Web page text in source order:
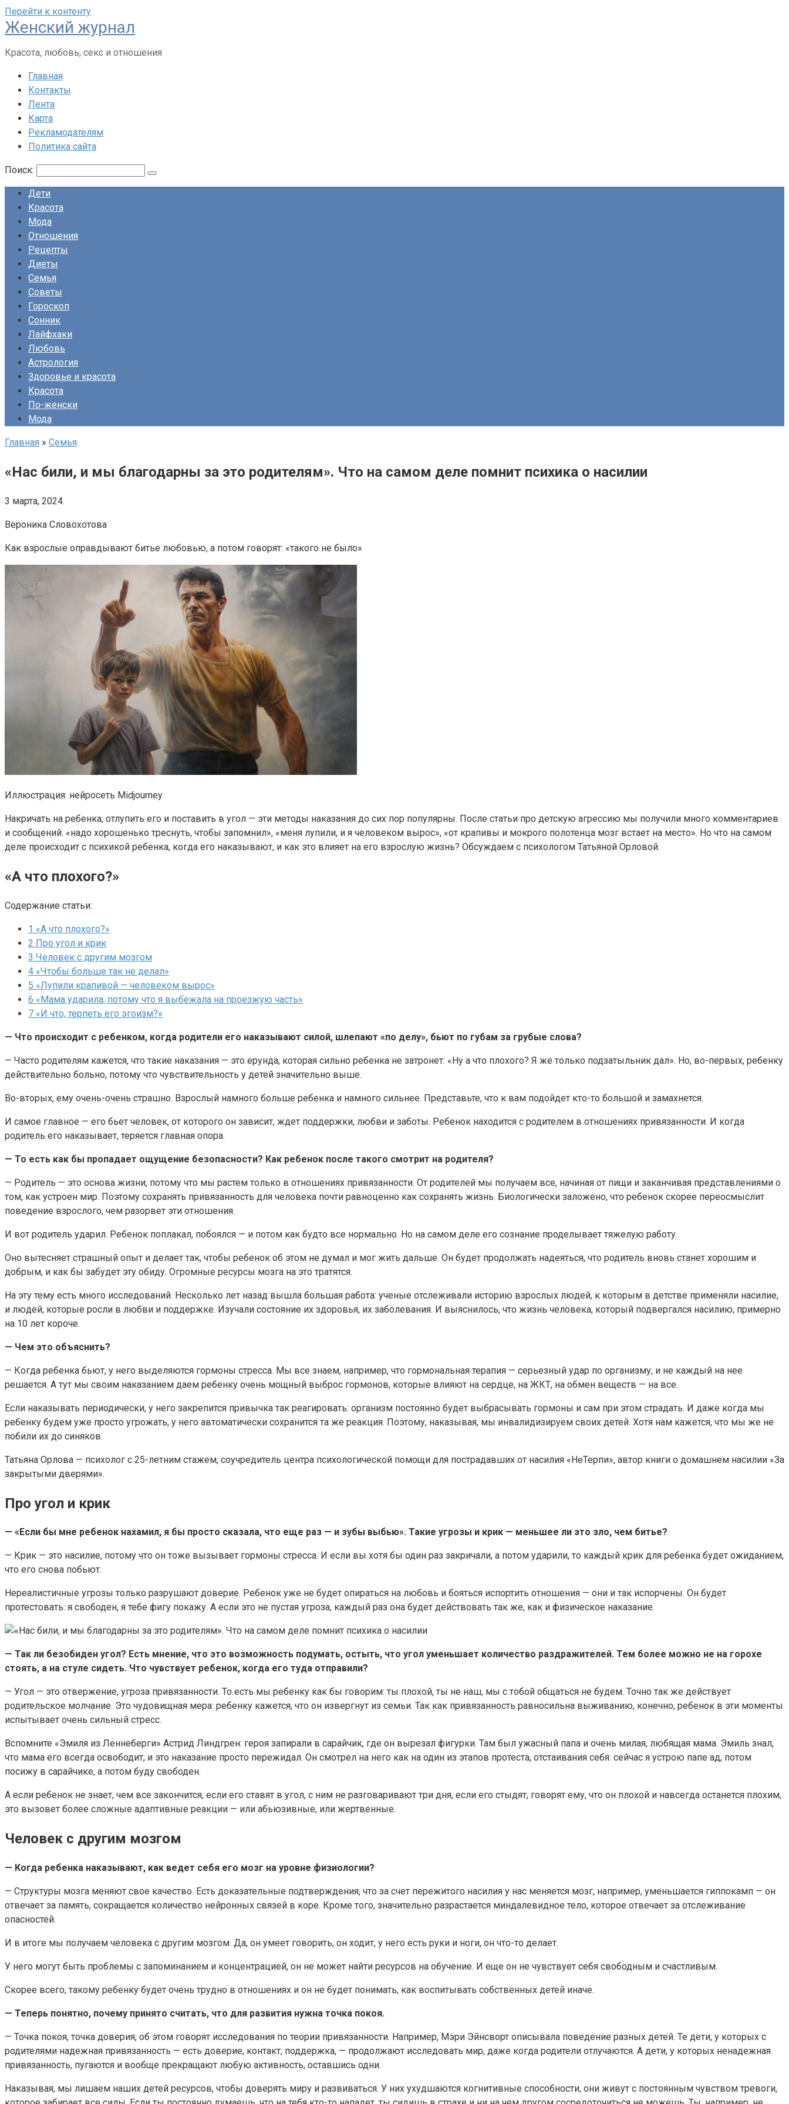
Перейти к контенту
Женский журнал
Красота, любовь, секс и отношения
Главная
Контакты
Лента
Карта
Рекламодателям
Политика сайта
Поиск:
Дети
Красота
Мода
Отношения
Рецепты
Диеты
Семья
Советы
Гороскоп
Сонник
Лайфхаки
Любовь
Астрология
Здоровье и красота
Красота
По-женски
Мода
Главная » Семья
«Нас били, и мы благодарны за это родителям». Что на самом деле помнит психика о насилии
3 марта, 2024.
Вероника Словохотова
Как взрослые оправдывают битье любовью, а потом говорят: «такого не было»
Иллюстрация: нейросеть Midjourney
Накричать на ребенка, отлупить его и поставить в угол — эти методы наказания до сих пор популярны. После статьи про детскую агрессию мы получили много комментариев
и сообщений: «надо хорошенько треснуть, чтобы запомнил», «меня лупили, и я человеком вырос», «от крапивы и мокрого полотенца мозг встает на место». Но что на самом
деле происходит с психикой ребенка, когда его наказывают, и как это влияет на его взрослую жизнь? Обсуждаем с психологом Татьяной Орловой.
«А что плохого?»
Содержание статьи:
1 «А что плохого?»
2 Про угол и крик
3 Человек с другим мозгом
4 «Чтобы больше так не делал»
5 «Лупили крапивой — человеком вырос»
6 «Мама ударила, потому что я выбежала на проезжую часть»
7 «И что, терпеть его эгоизм?»
— Что происходит с ребенком, когда родители его наказывают силой, шлепают «по делу», бьют по губам за грубые слова?
— Часто родителям кажется, что такие наказания — это ерунда, которая сильно ребенка не затронет: «Ну а что плохого? Я же только подзатыльник дал». Но, во-первых, ребенку
действительно больно, потому что чувствительность у детей значительно выше.
Во-вторых, ему очень-очень страшно. Взрослый намного больше ребенка и намного сильнее. Представьте, что к вам подойдет кто-то большой и замахнется.
И самое главное — его бьет человек, от которого он зависит, ждет поддержки, любви и заботы. Ребенок находится с родителем в отношениях привязанности. И когда
родитель его наказывает, теряется главная опора.
— То есть как бы пропадает ощущение безопасности? Как ребенок после такого смотрит на родителя?
— Родитель — это основа жизни, потому что мы растем только в отношениях привязанности. От родителей мы получаем все, начиная от пищи и заканчивая представлениями о
том, как устроен мир. Поэтому сохранять привязанность для человека почти равноценно как сохранять жизнь. Биологически заложено, что ребенок скорее переосмыслит
поведение взрослого, чем разорвет эти отношения.
И вот родитель ударил. Ребенок поплакал, побоялся — и потом как будто все нормально. Но на самом деле его сознание проделывает тяжелую работу.
Оно вытесняет страшный опыт и делает так, чтобы ребенок об этом не думал и мог жить дальше. Он будет продолжать надеяться, что родитель вновь станет хорошим и
добрым, и как бы забудет эту обиду. Огромные ресурсы мозга на это тратятся.
На эту тему есть много исследований. Несколько лет назад вышла большая работа: ученые отслеживали историю взрослых людей, к которым в детстве применяли насилие,
и людей, которые росли в любви и поддержке. Изучали состояние их здоровья, их заболевания. И выяснилось, что жизнь человека, который подвергался насилию, примерно
на 10 лет короче.
— Чем это объяснить?
— Когда ребенка бьют, у него выделяются гормоны стресса. Мы все знаем, например, что гормональная терапия — серьезный удар по организму, и не каждый на нее
решается. А тут мы своим наказанием даем ребенку очень мощный выброс гормонов, которые влияют на сердце, на ЖКТ, на обмен веществ — на все.
Если наказывать периодически, у него закрепится привычка так реагировать: организм постоянно будет выбрасывать гормоны и сам при этом страдать. И даже когда мы
ребенку будем уже просто угрожать, у него автоматически сохранится та же реакция. Поэтому, наказывая, мы инвалидизируем своих детей. Хотя нам кажется, что мы же не
побили их до синяков.
Татьяна Орлова — психолог с 25-летним стажем, соучредитель центра психологической помощи для пострадавших от насилия «НеТерпи», автор книги о домашнем насилии «За
закрытыми дверями».
Про угол и крик
— «Если бы мне ребенок нахамил, я бы просто сказала, что еще раз — и зубы выбью». Такие угрозы и крик — меньшее ли это зло, чем битье?
— Крик — это насилие, потому что он тоже вызывает гормоны стресса. И если вы хотя бы один раз закричали, а потом ударили, то каждый крик для ребенка будет ожиданием,
что его снова побьют.
Нереалистичные угрозы только разрушают доверие. Ребенок уже не будет опираться на любовь и бояться испортить отношения — они и так испорчены. Он будет
протестовать: я свободен, я тебе фигу покажу. А если это не пустая угроза, каждый раз она будет действовать так же, как и физическое наказание.
— Так ли безобиден угол? Есть мнение, что это возможность подумать, остыть, что угол уменьшает количество раздражителей. Тем более можно не на горохе
стоять, а на стуле сидеть. Что чувствует ребенок, когда его туда отправили?
— Угол — это отвержение, угроза привязанности. То есть мы ребенку как бы говорим: ты плохой, ты не наш, мы с тобой общаться не будем. Точно так же действует
родительское молчание. Это чудовищная мера: ребенку кажется, что он извергнут из семьи. Так как привязанность равносильна выживанию, конечно, ребенок в эти моменты
испытывает очень сильный стресс.
Вспомните «Эмиля из Леннеберги» Астрид Линдгрен: героя запирали в сарайчик, где он вырезал фигурки. Там был ужасный папа и очень милая, любящая мама. Эмиль знал,
что мама его всегда освободит, и это наказание просто пережидал. Он смотрел на него как на один из этапов протеста, отстаивания себя: сейчас я устрою папе ад, потом
посижу в сарайчике, а потом буду свободен.
А если ребенок не знает, чем все закончится, если его ставят в угол, с ним не разговаривают три дня, если его стыдят, говорят ему, что он плохой и навсегда останется плохим,
это вызовет более сложные адаптивные реакции — или абьюзивные, или жертвенные.
Человек с другим мозгом
— Когда ребенка наказывают, как ведет себя его мозг на уровне физиологии?
— Структуры мозга меняют свое качество. Есть доказательные подтверждения, что за счет пережитого насилия у нас меняется мозг, например, уменьшается гиппокамп — он
отвечает за память, сокращается количество нейронных связей в коре. Кроме того, значительно разрастается миндалевидное тело, которое отвечает за отслеживание
опасностей.
И в итоге мы получаем человека с другим мозгом. Да, он умеет говорить, он ходит, у него есть руки и ноги, он что-то делает.
У него могут быть проблемы с запоминанием и концентрацией, он не может найти ресурсов на обучение. И еще он не чувствует себя свободным и счастливым.
Скорее всего, такому ребенку будет очень трудно в отношениях и он не будет понимать, как воспитывать собственных детей иначе.
— Теперь понятно, почему принято считать, что для развития нужна точка покоя.
— Точка покоя, точка доверия, об этом говорят исследования по теории привязанности. Например, Мэри Эйнсворт описывала поведение разных детей. Те дети, у которых с
родителями надежная привязанность — есть доверие, контакт, поддержка, — продолжают исследовать мир, даже когда родители отлучаются. А дети, у которых ненадежная
привязанность, пугаются и вообще прекращают любую активность, оставшись одни.
Наказывая, мы лишаем наших детей ресурсов, чтобы доверять миру и развиваться. У них ухудшаются когнитивные способности, они живут с постоянным чувством тревоги,